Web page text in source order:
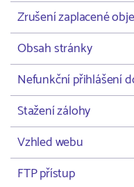
Zrušení zaplacené
Obsah stránky
Nefunkční přihlášení
Stažení zálohy
Vzhled webu
FTP přístup